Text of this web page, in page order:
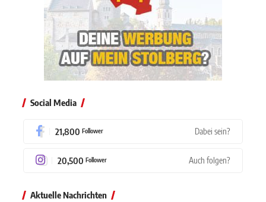
Social Media
21,800 Follower Dabei sein?
20,500 Follower Auch folgen?
Aktuelle Nachrichten